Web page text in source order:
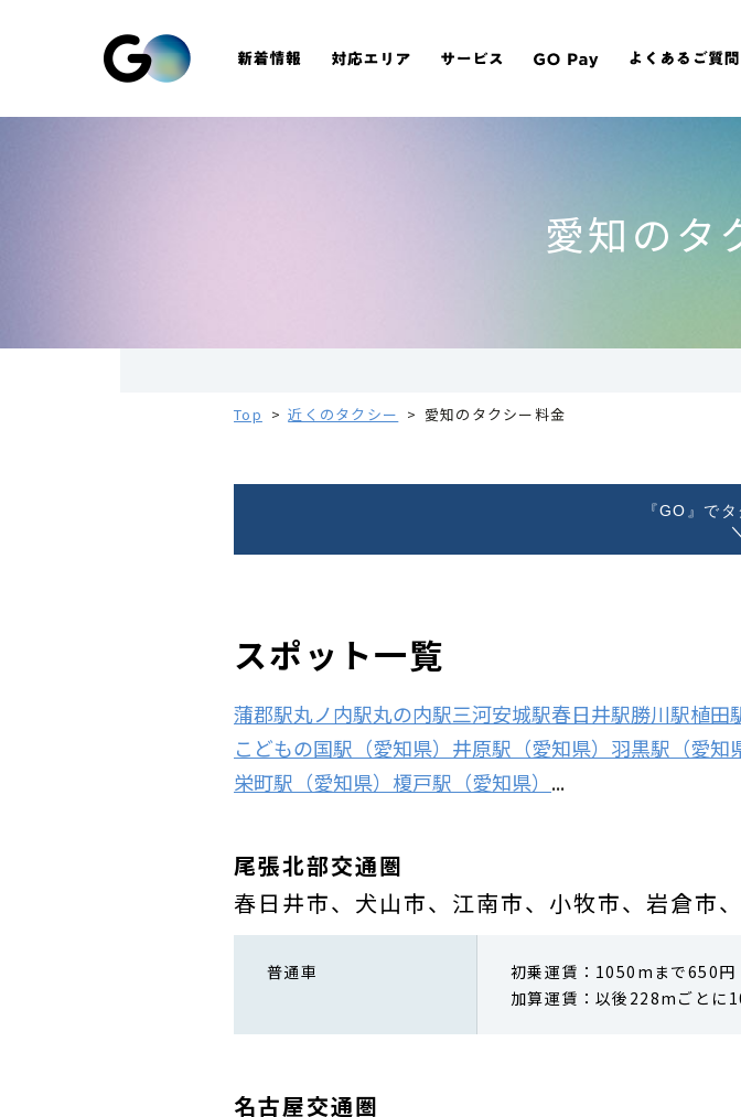
愛知のタ
Top 近くのタクシー 愛知のタクシー料金
『GO』で
スポット一覧
蒲郡駅丸ノ内駅丸の内駅三河安城駅春日井駅勝川駅植田
こどもの国駅（愛知県） 井原駅（愛知県） 羽黒駅（愛知
栄町駅（愛知県） 榎戸駅（愛知県） ...
尾張北部交通圏
春日井市、犬山市、江南市、小牧市、岩倉市
普通車
初乗運賃：1050mまで650円
加算運賃：以後228mごとに
名古屋交通圏